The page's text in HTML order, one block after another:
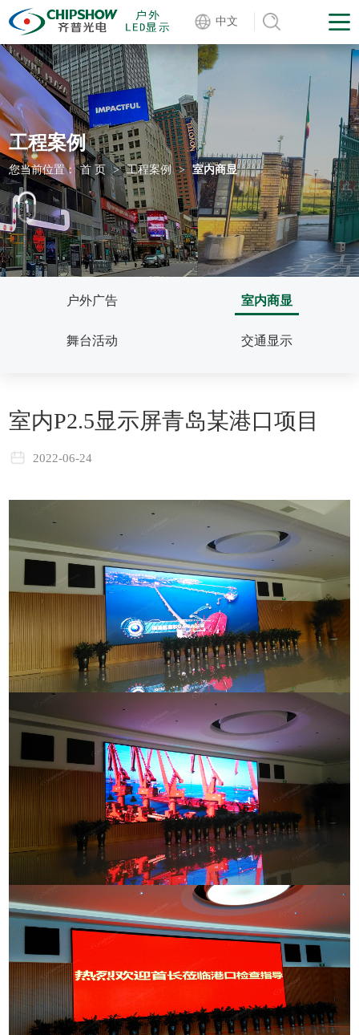
中文
工程案例
您当前位置： 首 页 > 工程案例 > 室内商显
户外广告 室内商显
舞台活动 交通显示
室内P2.5显示屏青岛某港口项目
2022-06-24